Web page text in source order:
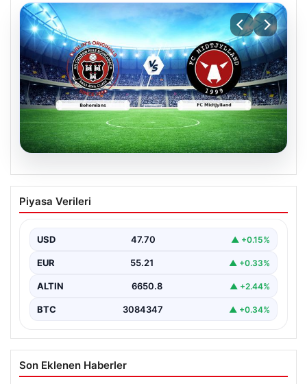
06.08.2026
CANLI | Bohemians – FC Midtjylland
Maç Önizlemesi ve Detayları
yaşanıyor. Bohemians ile FC Midtjylland, 06 Ağustos
2026…
Piyasa Verileri
USD 47.70 ▲ +0.15%
EUR 55.21 ▲ +0.33%
ALTIN 6650.8 ▲ +2.44%
BTC 3084347 ▲ +0.34%
Son Eklenen Haberler